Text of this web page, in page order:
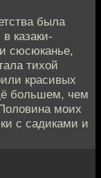
была
казаки-
сюсюканье,
тихой
красивых
большем, чем
моих
с садиками и